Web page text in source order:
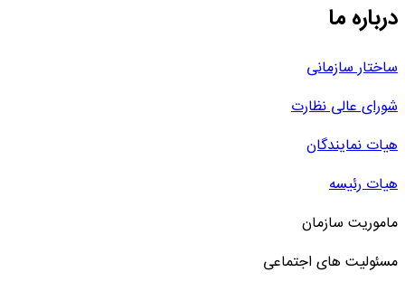
درباره ما
ساختار سازمانی
شورای عالی نظارت
هیات نمایندگان
هیات رئیسه
ماموریت سازمان
مسئولیت های اجتماعی